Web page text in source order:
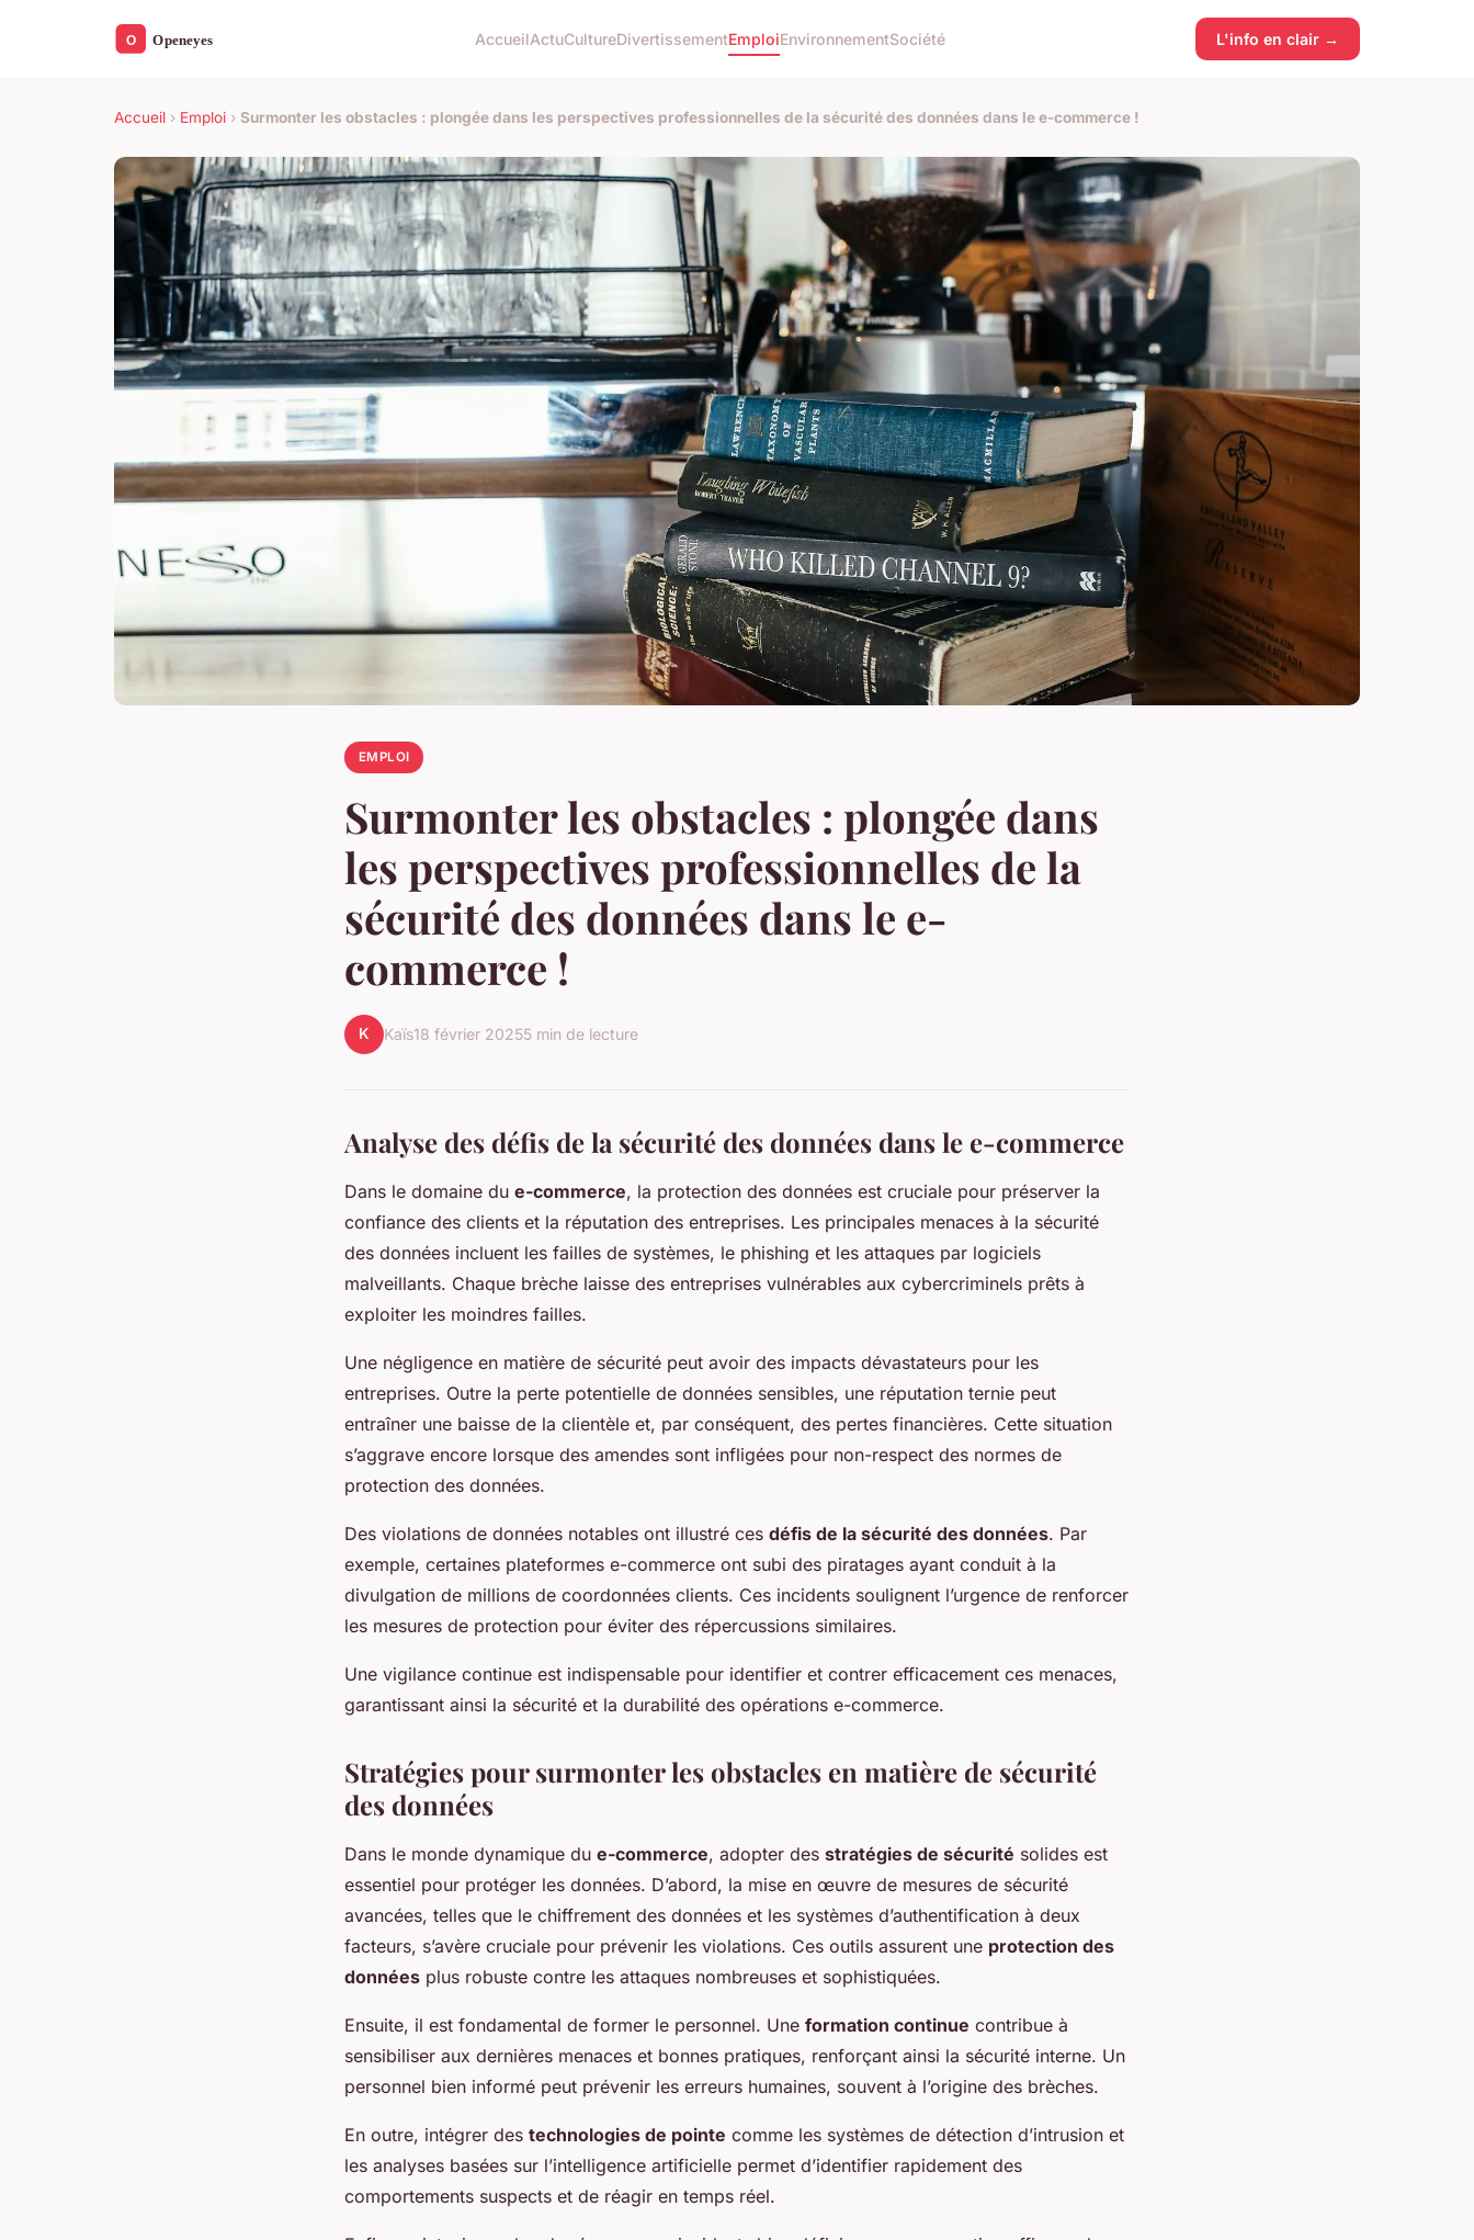
AccueilActuCultureDivertissementEmploiEnvironnementSociété L'info en clair →
Accueil › Emploi › Surmonter les obstacles : plongée dans les perspectives professionnelles de la sécurité des données dans le e-commerce !
EMPLOI
Surmonter les obstacles : plongée dans
les perspectives professionnelles de la
sécurité des données dans le e-
commerce !
K Kaïs18 février 20255 min de lecture
Analyse des défis de la sécurité des données dans le e-commerce
Dans le domaine du e-commerce, la protection des données est cruciale pour préserver la
confiance des clients et la réputation des entreprises. Les principales menaces à la sécurité
des données incluent les failles de systèmes, le phishing et les attaques par logiciels
malveillants. Chaque brèche laisse des entreprises vulnérables aux cybercriminels prêts à
exploiter les moindres failles.
Une négligence en matière de sécurité peut avoir des impacts dévastateurs pour les
entreprises. Outre la perte potentielle de données sensibles, une réputation ternie peut
entraîner une baisse de la clientèle et, par conséquent, des pertes financières. Cette situation
s’aggrave encore lorsque des amendes sont infligées pour non-respect des normes de
protection des données.
Des violations de données notables ont illustré ces défis de la sécurité des données. Par
exemple, certaines plateformes e-commerce ont subi des piratages ayant conduit à la
divulgation de millions de coordonnées clients. Ces incidents soulignent l’urgence de renforcer
les mesures de protection pour éviter des répercussions similaires.
Une vigilance continue est indispensable pour identifier et contrer efficacement ces menaces,
garantissant ainsi la sécurité et la durabilité des opérations e-commerce.
Stratégies pour surmonter les obstacles en matière de sécurité
des données
Dans le monde dynamique du e-commerce, adopter des stratégies de sécurité solides est
essentiel pour protéger les données. D’abord, la mise en œuvre de mesures de sécurité
avancées, telles que le chiffrement des données et les systèmes d’authentification à deux
facteurs, s’avère cruciale pour prévenir les violations. Ces outils assurent une protection des
données plus robuste contre les attaques nombreuses et sophistiquées.
Ensuite, il est fondamental de former le personnel. Une formation continue contribue à
sensibiliser aux dernières menaces et bonnes pratiques, renforçant ainsi la sécurité interne. Un
personnel bien informé peut prévenir les erreurs humaines, souvent à l’origine des brèches.
En outre, intégrer des technologies de pointe comme les systèmes de détection d’intrusion et
les analyses basées sur l’intelligence artificielle permet d’identifier rapidement des
comportements suspects et de réagir en temps réel.